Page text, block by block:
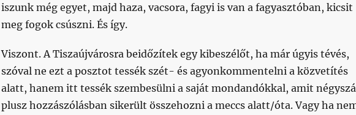
iszunk még egyet, majd haza, vacsora, fagyi is van a fagyasztóban, kicsit
meg fogok csúszni. És így.
Viszont. A Tiszaújvárosra beidőzítek egy kibeszélőt, ha már úgyis tévés,
szóval ne ezt a posztot tessék szét- és agyonkommentelni a közvetítés
alatt, hanem itt tessék szembesülni a saját mondandókkal, amit
plusz hozzászólásban sikerült összehozni a meccs alatt/óta. Vagy ha